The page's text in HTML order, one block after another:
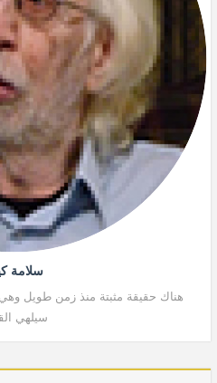
سلامة
هناك حقيقة مثبتة منذ زمن طويل
سيلهي